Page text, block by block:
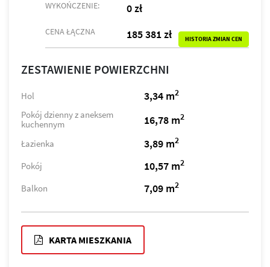
WYKOŃCZENIE: 0 zł
CENA ŁĄCZNA 185 381 zł HISTORIA ZMIAN CEN
ZESTAWIENIE POWIERZCHNI
Hol 3,34 m2
Pokój dzienny z aneksem
kuchennym
16,78 m2
Łazienka 3,89 m2
Pokój 10,57 m2
Balkon 7,09 m2
KARTA MIESZKANIA